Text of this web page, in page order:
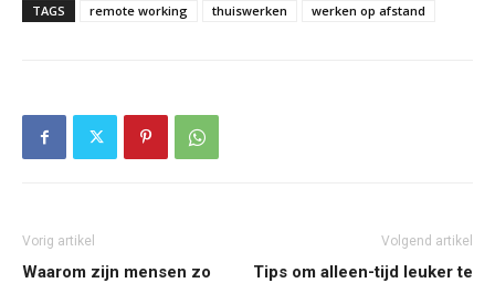
TAGS remote working thuiswerken werken op afstand
Vorig artikel
Waarom zijn mensen zo
Volgend artikel
Tips om alleen-tijd leuker te